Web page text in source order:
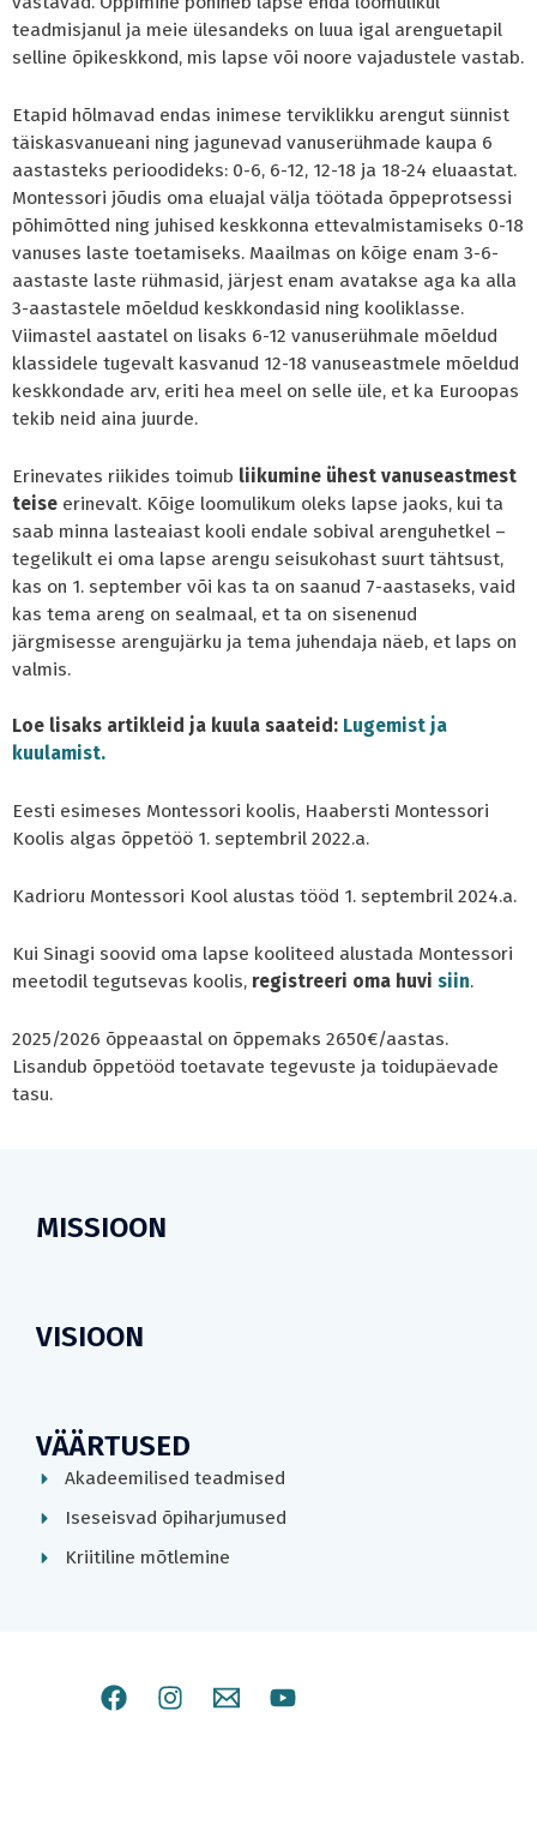
teadmisjanul ja meie ülesandeks on luua igal arenguetapil
selline õpikeskkond, mis lapse või noore vajadustele vastab.
Etapid hõlmavad endas inimese terviklikku arengut sünnist
täiskasvanueani ning jagunevad vanuserühmade kaupa 6
aastasteks perioodideks: 0-6, 6-12, 12-18 ja 18-24 eluaastat.
Montessori jõudis oma eluajal välja töötada õppeprotsessi
põhimõtted ning juhised keskkonna ettevalmistamiseks 0-18
vanuses laste toetamiseks. Maailmas on kõige enam 3-6-
aastaste laste rühmasid, järjest enam avatakse aga ka alla
3-aastastele mõeldud keskkondasid ning kooliklasse.
Viimastel aastatel on lisaks 6-12 vanuserühmale mõeldud
klassidele tugevalt kasvanud 12-18 vanuseastmele mõeldud
keskkondade arv, eriti hea meel on selle üle, et ka Euroopas
tekib neid aina juurde.
Erinevates riikides toimub liikumine ühest vanuseastmest
teise erinevalt. Kõige loomulikum oleks lapse jaoks, kui ta
saab minna lasteaiast kooli endale sobival arenguhetkel –
tegelikult ei oma lapse arengu seisukohast suurt tähtsust,
kas on 1. september või kas ta on saanud 7-aastaseks, vaid
kas tema areng on sealmaal, et ta on sisenenud
järgmisesse arengujärku ja tema juhendaja näeb, et laps on
valmis.
Loe lisaks artikleid ja kuula saateid: Lugemist ja
kuulamist.
Eesti esimeses Montessori koolis, Haabersti Montessori
Koolis algas õppetöö 1. septembril 2022.a.
Kadrioru Montessori Kool alustas tööd 1. septembril 2024.a.
Kui Sinagi soovid oma lapse kooliteed alustada Montessori
meetodil tegutsevas koolis, registreeri oma huvi siin.
2025/2026 õppeaastal on õppemaks 2650€/aastas.
Lisandub õppetööd toetavate tegevuste ja toidupäevade
tasu.
MISSIOON
VISIOON
VÄÄRTUSED
Akadeemilised teadmised
Iseseisvad õpiharjumused
Kriitiline mõtlemine